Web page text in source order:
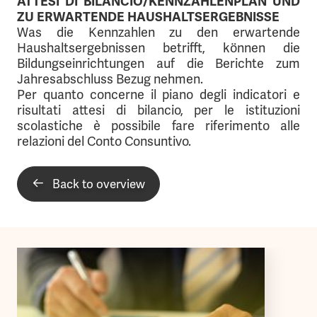
Begleitbericht Budget 2023 2024 2025
View document
Begleitbericht Budget 2022 2023 2024
Budget 2023-24-25
View document
Budget 2022-23-24
Jahresabschluss 2023
View document
Jahresabschluss 2022
View document
Anhang 2023
View document
Anhang 2022
Anhang 2021
View document
Lagebericht 2023
View document
View document
ZU ERWARTENDE HAUSHALTSERGEBNISSE
Was die Kennzahlen zu den erwartende
Haushaltsergebnissen betrifft, können die
Bildungseinrichtungen auf die Berichte zum
Jahresabschluss Bezug nehmen.
Per quanto concerne il piano degli indicatori e
risultati attesi di bilancio, per le istituzioni
scolastiche è possibile fare riferimento alle
relazioni del Conto Consuntivo.
Back to overview